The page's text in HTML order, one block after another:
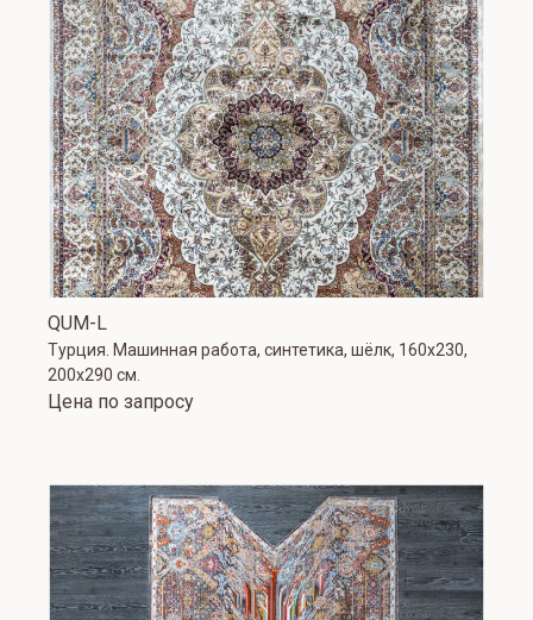
QUM-L
Турция. Машинная работа, синтетика, шёлк, 160х230,
200х290 см.
Цена по запросу